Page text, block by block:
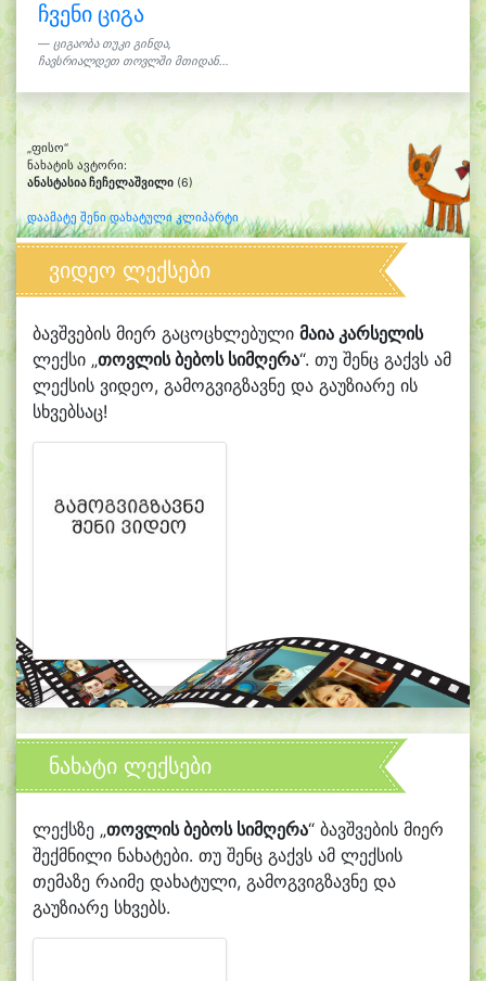
ჩვენი ციგა
ციგაობა თუკი გინდა,
ჩავსრიალდეთ თოვლში მთიდან...
„ფისო“
ნახატის ავტორი:
ანასტასია ჩეჩელაშვილი (6)
დაამატე შენი დახატული კლიპარტი
ვიდეო ლექსები
ბავშვების მიერ გაცოცხლებული მაია კარსელის
ლექსი „თოვლის ბებოს სიმღერა“. თუ შენც გაქვს ამ
ლექსის ვიდეო, გამოგვიგზავნე და გაუზიარე ის
სხვებსაც!
ნახატი ლექსები
ლექსზე „თოვლის ბებოს სიმღერა“ ბავშვების მიერ
შექმნილი ნახატები. თუ შენც გაქვს ამ ლექსის
თემაზე რაიმე დახატული, გამოგვიგზავნე და
გაუზიარე სხვებს.